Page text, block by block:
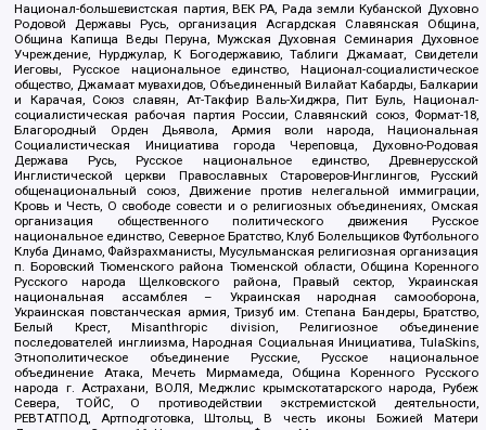
Национал-большевистская партия, ВЕК РА, Рада земли Кубанской Духовно
Родовой Державы Русь, организация Асгардская Славянская Община,
Община Капища Веды Перуна, Мужская Духовная Семинария Духовное
Учреждение, Нурджулар, К Богодержавию, Таблиги Джамаат, Свидетели
Иеговы, Русское национальное единство, Национал-социалистическое
общество, Джамаат мувахидов, Объединенный Вилайат Кабарды, Балкарии
и Карачая, Союз славян, Ат-Такфир Валь-Хиджра, Пит Буль, Национал-
социалистическая рабочая партия России, Славянский союз, Формат-18,
Благородный Орден Дьявола, Армия воли народа, Национальная
Социалистическая Инициатива города Череповца, Духовно-Родовая
Держава Русь, Русское национальное единство, Древнерусской
Инглистической церкви Православных Староверов-Инглингов, Русский
общенациональный союз, Движение против нелегальной иммиграции,
Кровь и Честь, О свободе совести и о религиозных объединениях, Омская
организация общественного политического движения Русское
национальное единство, Северное Братство, Клуб Болельщиков Футбольного
Клуба Динамо, Файзрахманисты, Мусульманская религиозная организация
п. Боровский Тюменского района Тюменской области, Община Коренного
Русского народа Щелковского района, Правый сектор, Украинская
национальная ассамблея – Украинская народная самооборона,
Украинская повстанческая армия, Тризуб им. Степана Бандеры, Братство,
Белый Крест, Misanthropic division, Религиозное объединение
последователей инглиизма, Народная Социальная Инициатива, TulaSkins,
Этнополитическое объединение Русские, Русское национальное
объединение Атака, Мечеть Мирмамеда, Община Коренного Русского
народа г. Астрахани, ВОЛЯ, Меджлис крымскотатарского народа, Рубеж
Севера, ТОЙС, О противодействии экстремистской деятельности,
РЕВТАТПОД, Артподготовка, Штольц, В честь иконы Божией Матери